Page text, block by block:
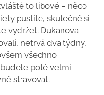
to libové – něco
pustíte, skutečně si
vydržet. Dukanova
netrvá dva týdny,
všechno
poté velmi
stravovat.